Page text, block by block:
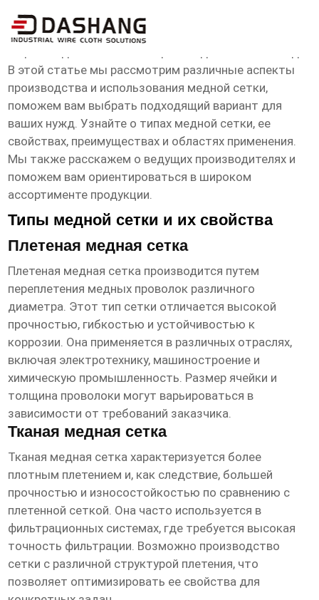
медная сетка завод
В этой статье мы рассмотрим различные аспекты
производства и использования медной сетки,
поможем вам выбрать подходящий вариант для
ваших нужд. Узнайте о типах медной сетки, ее
свойствах, преимуществах и областях применения.
Мы также расскажем о ведущих производителях и
поможем вам ориентироваться в широком
ассортименте продукции.
Типы медной сетки и их свойства
Плетеная медная сетка
Плетеная медная сетка производится путем
переплетения медных проволок различного
диаметра. Этот тип сетки отличается высокой
прочностью, гибкостью и устойчивостью к
коррозии. Она применяется в различных отраслях,
включая электротехнику, машиностроение и
химическую промышленность. Размер ячейки и
толщина проволоки могут варьироваться в
зависимости от требований заказчика.
Тканая медная сетка
Тканая медная сетка характеризуется более
плотным плетением и, как следствие, большей
прочностью и износостойкостью по сравнению с
плетенной сеткой. Она часто используется в
фильтрационных системах, где требуется высокая
точность фильтрации. Возможно производство
сетки с различной структурой плетения, что
позволяет оптимизировать ее свойства для